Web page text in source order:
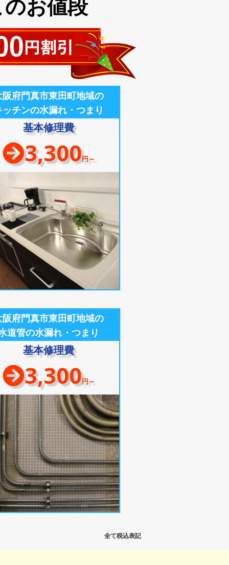
お値段
阪府門真市東田町地域の
ッチンの水漏れ・つまり
基本修理費
3,300円～
阪府門真市東田町地域の
道管の水漏れ・つまり
基本修理費
3,300円～
全て税込表記